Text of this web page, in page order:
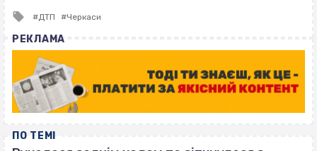
Tagged
ДТП Черкаси
РЕКЛАМА
ПО ТЕМІ